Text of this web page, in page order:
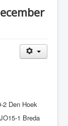
2 Den Hoek
1 Breda